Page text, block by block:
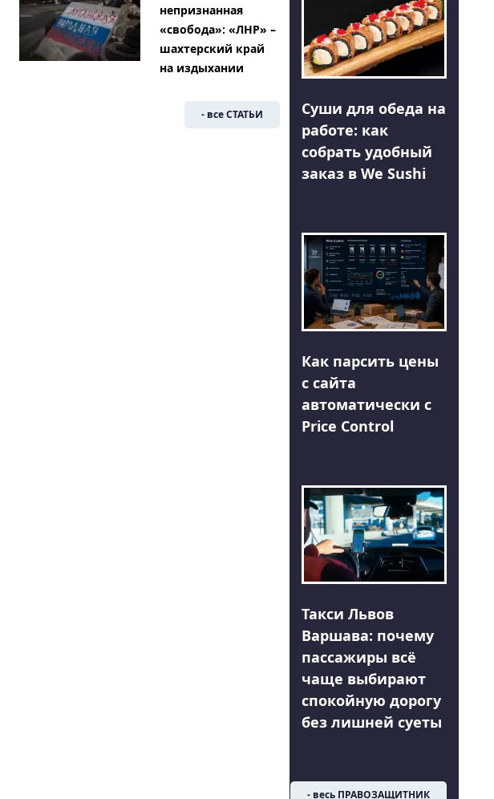
непризнанная
«свобода»: «ЛНР» –
шахтерский край
на издыхании
- все СТАТЬИ
Суши для обеда на
работе: как
собрать удобный
заказ в We Sushi
Как парсить цены
с сайта
автоматически с
Price Control
Такси Львов
Варшава: почему
пассажиры всё
чаще выбирают
спокойную дорогу
без лишней суеты
- весь ПРАВОЗАЩИТНИК